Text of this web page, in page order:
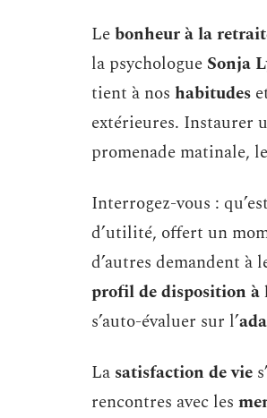
Lebonheur à la
la psychologue Sonja
tient à nos habitudes
extérieures. Instaurer
promenade matinale,
Interrogez-vous :
d’utilité, offert un
d’autres demandent à
profil de disposition à
s’auto-évaluer sur l’
La satisfaction de vie
rencontres avec les